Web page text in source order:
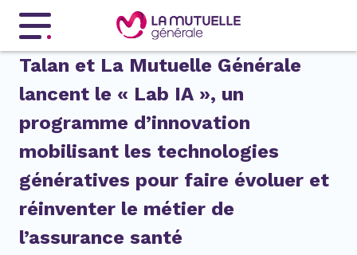
Menu principal
Talan et La Mutuelle Générale
lancent le « Lab IA », un
programme d’innovation
mobilisant les technologies
génératives pour faire évoluer et
réinventer le métier de
l’assurance santé